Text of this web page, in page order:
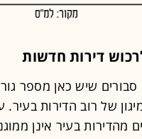
דירות חדשות
שיש כאן מספר
של רוב הדירות
בעיר אינן